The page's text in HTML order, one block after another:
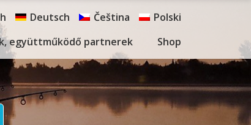
együttműködő partnerek Shop
Deutsch Čeština Polski